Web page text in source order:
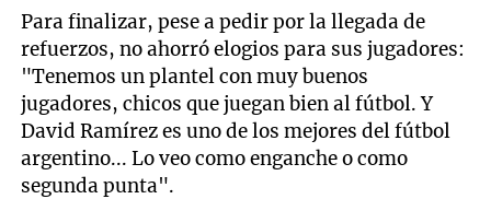
Para finalizar, pese a pedir por la llegada de
refuerzos, no ahorró elogios para sus jugadores:
"Tenemos un plantel con muy buenos
jugadores, chicos que juegan bien al fútbol. Y
David Ramírez es uno de los mejores del fútbol
argentino... Lo veo como enganche o como
segunda punta".